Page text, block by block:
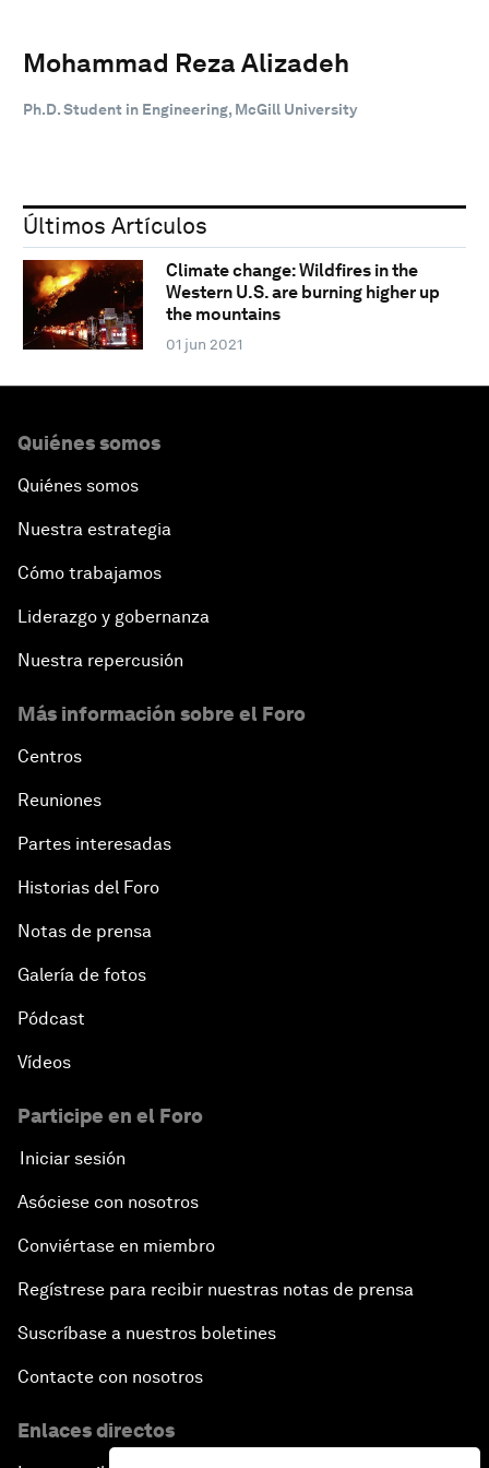
Mohammad Reza Alizadeh
Ph.D. Student in Engineering, McGill University
Últimos Artículos
Climate change: Wildfires in the
Western U.S. are burning higher up
the mountains
01 jun 2021
Quiénes somos
Quiénes somos
Nuestra estrategia
Cómo trabajamos
Liderazgo y gobernanza
Nuestra repercusión
Más información sobre el Foro
Centros
Reuniones
Partes interesadas
Historias del Foro
Notas de prensa
Galería de fotos
Pódcast
Vídeos
Participe en el Foro
Iniciar sesión
Asóciese con nosotros
Conviértase en miembro
Regístrese para recibir nuestras notas de prensa
Suscríbase a nuestros boletines
Contacte con nosotros
Enlaces directos